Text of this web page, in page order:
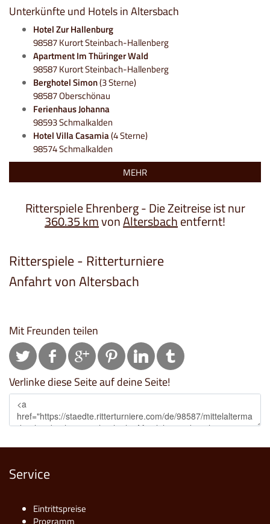
Unterkünfte und Hotels in Altersbach
Hotel Zur Hallenburg
98587 Kurort Steinbach-Hallenberg
Apartment Im Thüringer Wald
98587 Kurort Steinbach-Hallenberg
Berghotel Simon(3 Sterne)
98587 Oberschönau
Ferienhaus Johanna
98593 Schmalkalden
Hotel Villa Casamia(4 Sterne)
98574 Schmalkalden
MEHR
Ritterspiele Ehrenberg - Die Zeitreise ist nur
360.35 kmvonAltersbachentfernt!
Ritterspiele - Ritterturniere
Anfahrt von Altersbach
Mit Freunden teilen
Verlinke diese Seite auf deine Seite!
Service
Eintrittspreise